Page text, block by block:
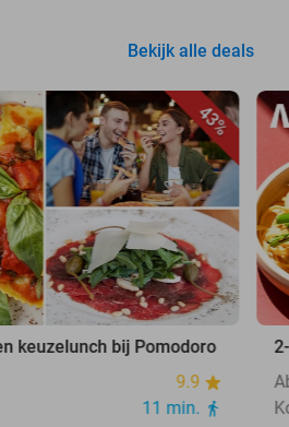
Bekijk alle deals
43%
keuzelunch bij Pomodoro
9.9
11 min.